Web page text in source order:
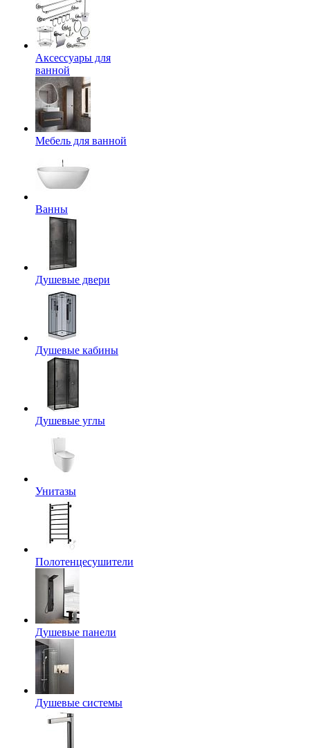
Аксессуары для
ванной
Мебель для ванной
Ванны
Душевые двери
Душевые кабины
Душевые углы
Унитазы
Полотенцесушители
Душевые панели
Душевые системы